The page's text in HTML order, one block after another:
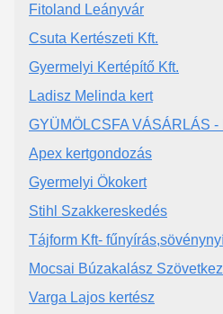
Fitoland Leányvár
Csuta Kertészeti Kft.
Gyermelyi Kertépítő Kft.
Ladisz Melinda kert
GYÜMÖLCSFA VÁSÁRLÁS
Apex kertgondozás
Gyermelyi Ökokert
Stihl Szakkereskedés
Tájform Kft-
Mocsai Búzakalász
Varga Lajos kertész